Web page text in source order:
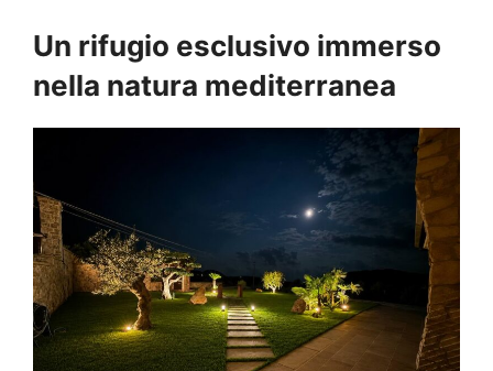
Un rifugio esclusivo immerso
nella natura mediterranea